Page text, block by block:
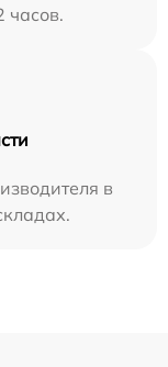
часов.
в